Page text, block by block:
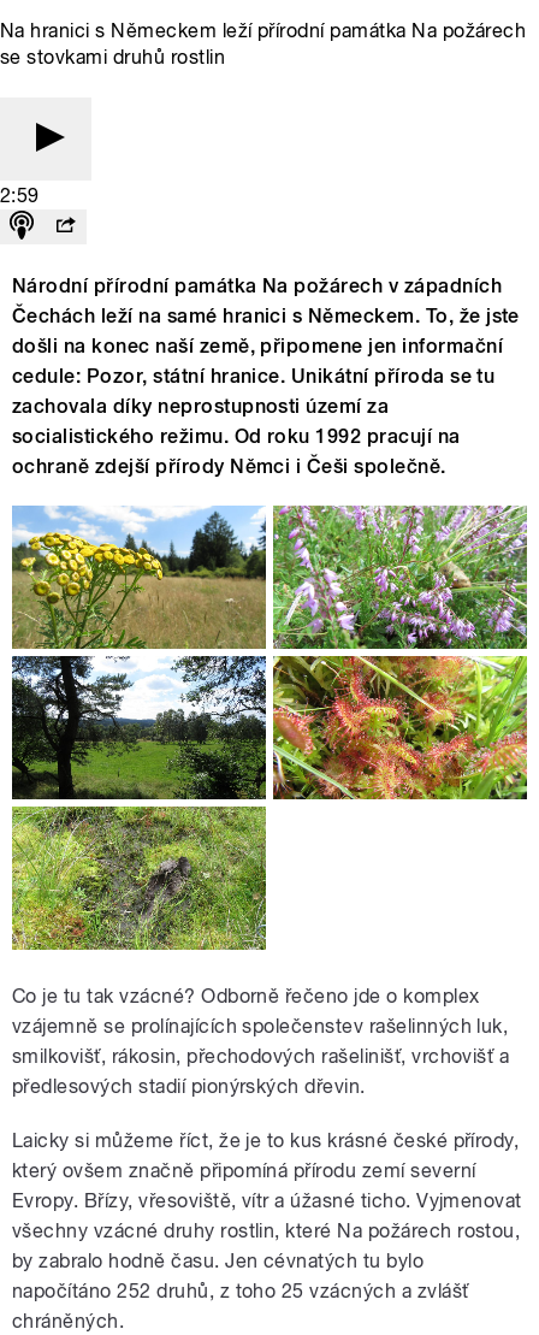
Na hranici s Německem leží přírodní památka Na požárech
se stovkami druhů rostlin
2:59
Národní přírodní památka Na požárech v západních
Čechách leží na samé hranici s Německem. To, že jste
došli na konec naší země, připomene jen informační
cedule: Pozor, státní hranice. Unikátní příroda se tu
zachovala díky neprostupnosti území za
socialistického režimu. Od roku 1992 pracují na
ochraně zdejší přírody Němci i Češi společně.
Co je tu tak vzácné? Odborně řečeno jde o komplex
vzájemně se prolínajících společenstev rašelinných luk,
smilkovišť, rákosin, přechodových rašelinišť, vrchovišť a
předlesových stadií pionýrských dřevin.
Laicky si můžeme říct, že je to kus krásné české přírody,
který ovšem značně připomíná přírodu zemí severní
Evropy. Břízy, vřesoviště, vítr a úžasné ticho. Vyjmenovat
všechny vzácné druhy rostlin, které Na požárech rostou,
by zabralo hodně času. Jen cévnatých tu bylo
napočítáno 252 druhů, z toho 25 vzácných a zvlášť
chráněných.